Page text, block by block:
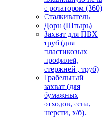
с ротатором (360)
Сталкиватель
Дорн (Штырь)
Захват для ПВХ
труб (для
пластиковых
профилей,
стержней , труб)
Грабельный
захват (для
бумажных
отходов, сена,
шерсти, х/б).